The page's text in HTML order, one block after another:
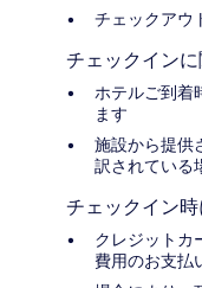
チェックアウ
チェックイン
ホテルご到着
ます
施設から提供
訳されている
チェックイン
クレジットカ
費用のお支払